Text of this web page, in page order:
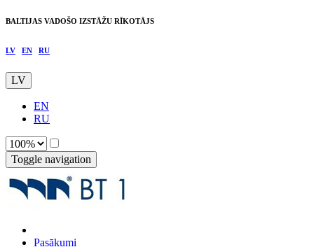
BALTIJAS VADOŠO IZSTĀŽU RĪKOTĀJS
LV EN RU
LV
EN
RU
Toggle navigation
Pasākumi